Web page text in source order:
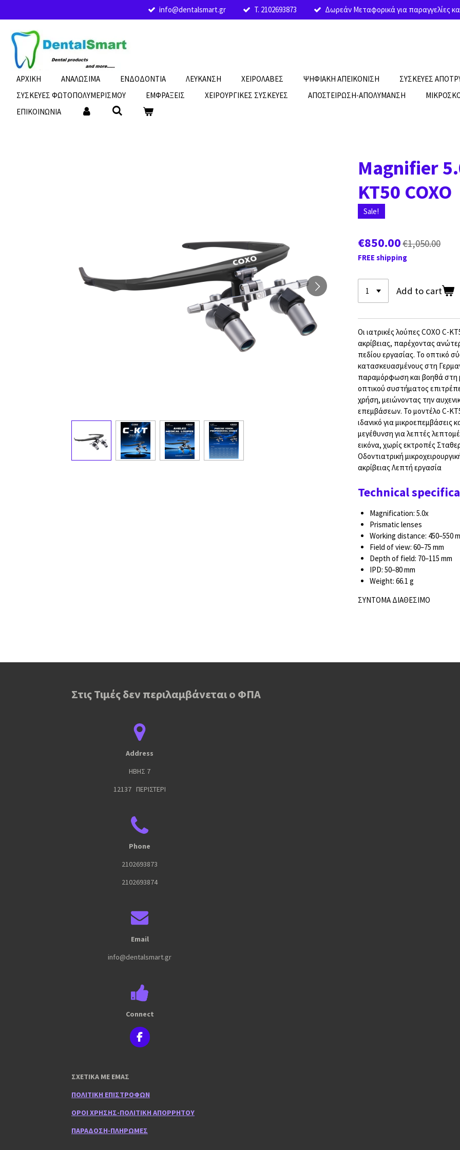
to
main
content
info@dentalsmart.gr T. 2102693873 Δωρεάν Μεταφορικά για παραγγελίες
ΑΡΧΙΚΗ ΑΝΑΛΩΣΙΜΑ ΕΝΔΟΔΟΝΤΙΑ ΛΕΥΚΑΝΣΗ ΧΕΙΡΟΛΑΒΕΣ ΨΗΦΙΑΚΗ ΑΠΕΙΚΟΝΙΣΗ
ΣΥΣΚΕΥΕΣ
ΣΥΣΚΕΥΕΣ ΦΩΤΟΠΟΛΥΜΕΡΙΣΜΟΥ
ΕΜΦΡΑΞΕΙΣ ΧΕΙΡΟΥΡΓΙΚΕΣ ΣΥΣΚΕΥΕΣ ΑΠΟΣΤΕΙΡΩΣΗ-ΑΠΟΛΥΜΑΝΣΗ
ΕΠΙΚΟΙΝΩΝΙΑ
Magnifier
KT50 COXO
Sale!
€850.00€1,050.00
FREE shipping
Add to cart
Οι ιατρικές λούπες COXO C-
ακρίβειας, παρέχοντας
πεδίου εργασίας. Το οπτικό
κατασκευασμένους στη
παραμόρφωση και βοηθά στη
οπτικού συστήματος
χρήση, μειώνοντας την
επεμβάσεων. Το μοντέλο C-
ιδανικό για μικροεπεμβάσεις
μεγέθυνση για λεπτές
εικόνα, χωρίς εκτροπές
Οδοντιατρική
ακρίβειας Λεπτή εργασία
Technical
Magnification: 5.0x
Prismatic lenses
Working distance: 450–550
Field of view: 60–75 mm
Depth of field: 70–115 mm
IPD: 50–80 mm
Weight: 66.1 g
ΣΥΝΤΟΜΑ ΔΙΑΘΕΣΙΜΟ
Στις Τιμές δεν περιλαμβάνεται ο ΦΠΑ
Address
ΗΒΗΣ 7
12137 ΠΕΡΙΣΤΕΡΙ
Phone
2102693873
2102693874
Email
info@dentalsmart.gr
Connect
F
a
o
ΣΧΕΤΙΚΑ ΜΕ ΕΜΑΣ
ΠΟΛΙΤΙΚΗ ΕΠΙΣΤΡΟΦΩΝ
ΟΡΟΙ ΧΡΗΣΗΣ-ΠΟΛΙΤΙΚΗ ΑΠΟΡΡΗΤΟΥ
ΠΑΡΑΔΟΣΗ-ΠΛΗΡΩΜΕΣ